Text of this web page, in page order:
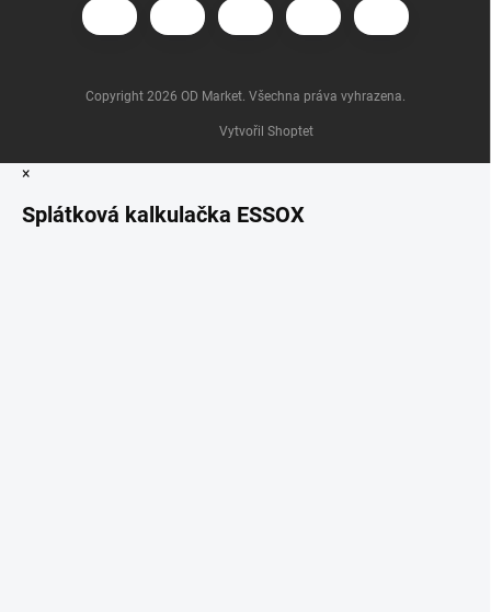
Vytvořil Shoptet
Copyright 2026 OD Market. Všechna práva vyhrazena.
×
Splátková kalkulačka ESSOX